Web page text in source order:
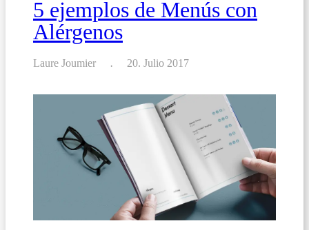
5 ejemplos de Menús con
Alérgenos
Laure Joumier 20. Julio 2017